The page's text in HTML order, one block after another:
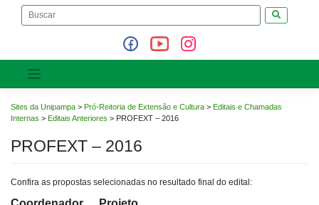
Sites da Unipampa > Pró-Reitoria de Extensão e Cultura > Editais e Chamadas
Internas > Editais Anteriores > PROFEXT – 2016
PROFEXT – 2016
Confira as propostas selecionadas no resultado final do edital: